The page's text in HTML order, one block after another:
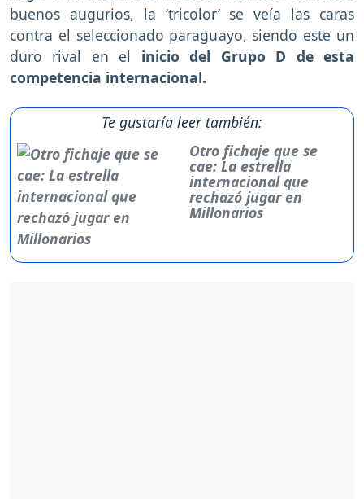
buenos augurios, la ‘tricolor’ se veía las caras
contra el seleccionado paraguayo, siendo este un
duro rival en el inicio del Grupo D de esta
competencia internacional.
Te gustaría leer también:
Otro fichaje que se
cae: La estrella
internacional que
rechazó jugar en
Millonarios